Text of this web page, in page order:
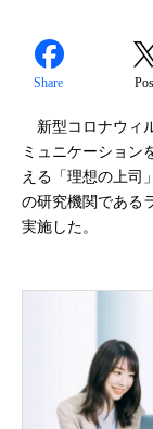
Share
新型コロナウィ
ミュニケーション
える「理想の上司
の研究機関である
実施した。